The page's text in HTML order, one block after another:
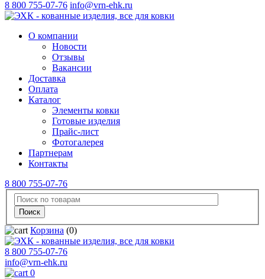
8 800 755-07-76 info@vrn-ehk.ru
О компании
Новости
Отзывы
Вакансии
Доставка
Оплата
Каталог
Элементы ковки
Готовые изделия
Прайс-лист
Фотогалерея
Партнерам
Контакты
8 800 755-07-76
Корзина (0)
8 800 755-07-76
info@vrn-ehk.ru
0